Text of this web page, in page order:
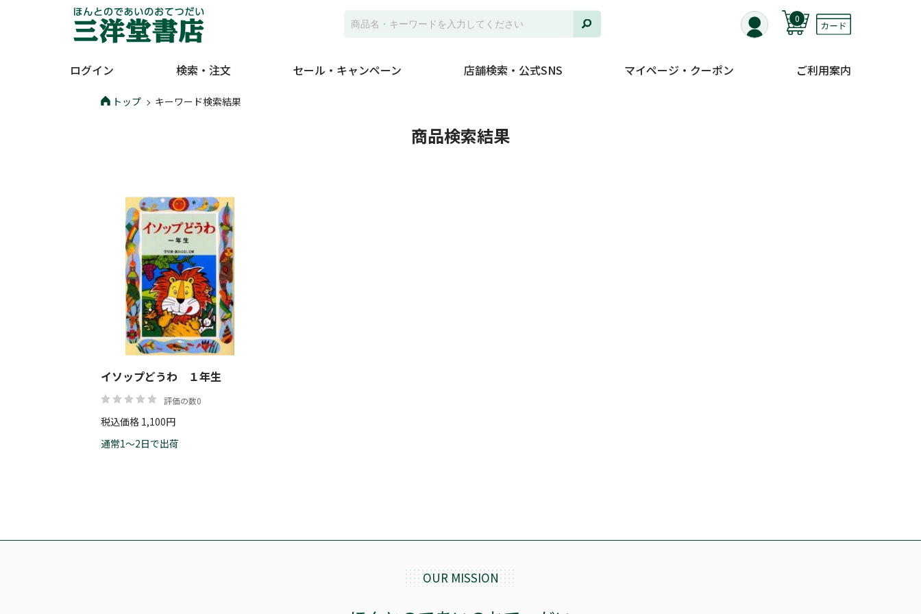
0
ログイン 検索・注文 セール・キャンペーン 店舗検索・公式SNS マイページ・クーポン ご利用案内
トップ キーワード検索結果
商品検索結果
イソップどうわ １年生
評価の数0
税込価格 1,100円
通常1～2日で出荷
OUR MISSION